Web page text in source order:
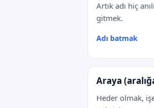
Artık adı hiç
gitmek.
Adı batmak
Araya
Heder olmak,